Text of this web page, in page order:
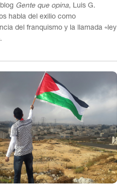
Gente que opina, Luis G.
habla del exilio como
del franquismo y la llamada «ley